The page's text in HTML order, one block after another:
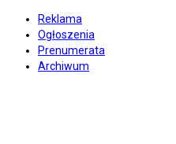
Reklama
Ogłoszenia
Prenumerata
Archiwum